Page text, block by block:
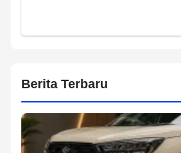
Berita Terbaru